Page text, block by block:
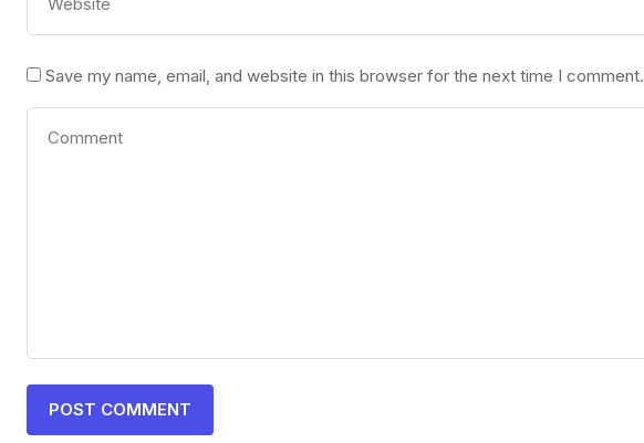
Save my name, email, and website in this browser for the next time I comment.